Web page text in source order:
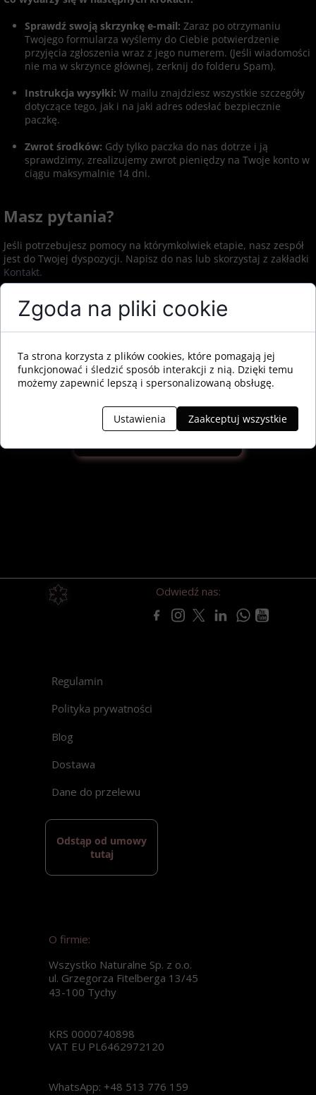
WRÓĆ DO STRONY GŁÓWNEJ
Sprawdź swoją skrzynkę e-mail: Zaraz po otrzymaniu
Twojego formularza wyślemy do Ciebie potwierdzenie
przyjęcia zgłoszenia wraz z jego numerem. (Jeśli wiadomości
nie ma w skrzynce głównej, zerknij do folderu Spam).
Instrukcja wysyłki: W mailu znajdziesz wszystkie szczegóły
dotyczące tego, jak i na jaki adres odesłać bezpiecznie
paczkę.
Zwrot środków: Gdy tylko paczka do nas dotrze i ją
sprawdzimy, zrealizujemy zwrot pieniędzy na Twoje konto w
ciągu maksymalnie 14 dni.
Masz pytania?
Jeśli potrzebujesz pomocy na którymkolwiek etapie, nasz zespół
jest do Twojej dyspozycji. Napisz do nas lub skorzystaj z zakładki
Kontakt.
Odstąp od umowy
tutaj
Blog
Dostawa
Dane do przelewu
Regulamin
Polityka prywatności
O firmie:
Wszystko Naturalne Sp. z o.o.
ul. Grzegorza Fitelberga 13/45
43-100 Tychy
KRS 0000740898
VAT EU PL6462972120
WhatsApp: +48 513 776 159
Odwiedź nas:
Zgoda na pliki cookie
Ta strona korzysta z plików cookies, które pomagają jej
funkcjonować i śledzić sposób interakcji z nią. Dzięki temu
możemy zapewnić lepszą i spersonalizowaną obsługę.
Ustawienia Zaakceptuj wszystkie